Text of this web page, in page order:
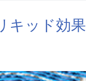
ジネスを刺繍で多様化
イズによるスマートな
キッド効果